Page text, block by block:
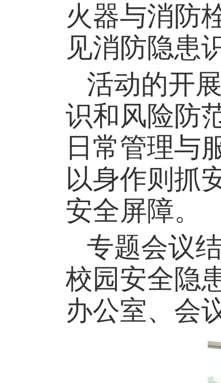
火器与消防
见消防隐患
活动的开
识和风险防
日常管理与
以身作则抓
安全屏障。
专题会议
校园安全隐
办公室、会